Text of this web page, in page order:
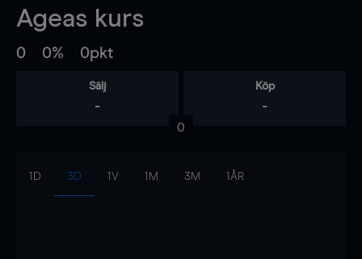
Ageas kurs
0 0% 0pkt
Sälj
-
Köp
-
0
1D 3D 1V 1M 3M 1ÅR